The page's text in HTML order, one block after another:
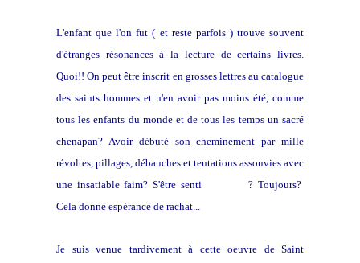
L'enfant que l'on fut ( et reste parfois ) trouve souvent
d'étranges résonances à la lecture de certains livres.
Quoi!! On peut être inscrit en grosses lettres au catalogue
des saints hommes et n'en avoir pas moins été, comme
tous les enfants du monde et de tous les temps un sacré
chenapan? Avoir débuté son cheminement par mille
révoltes, pillages, débauches et tentations assouvies avec
une insatiable faim? S'être senti
? Toujours?
Cela donne espérance de rachat...
Je suis venue tardivement à cette oeuvre de Saint